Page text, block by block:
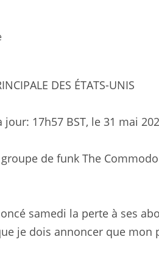
DES ÉTATS-UNIS
jour: 17h57 BST, le 31 mai
de funk The
samedi la perte à ses
je dois annoncer que mon